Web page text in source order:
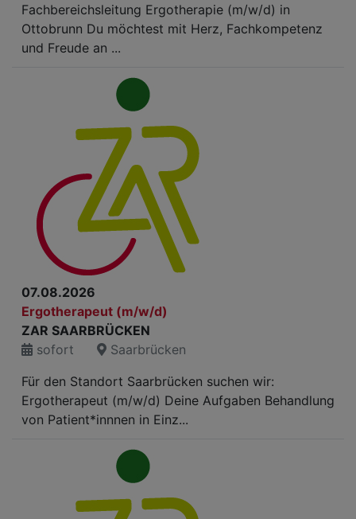
Fachbereichsleitung Ergotherapie (m/w/d) in
Ottobrunn Du möchtest mit Herz, Fachkompetenz
und Freude an ...
07.08.2026
Ergotherapeut (m/w/d)
ZAR SAARBRÜCKEN
sofort
Saarbrücken
Für den Standort Saarbrücken suchen wir:
Ergotherapeut (m/w/d) Deine Aufgaben Behandlung
von Patient*innnen in Einz...